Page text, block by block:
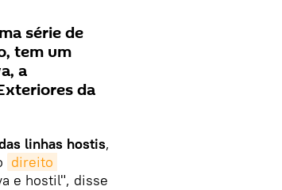
série de
tem um
a
da
linhas hostis,
direito
e hostil", disse